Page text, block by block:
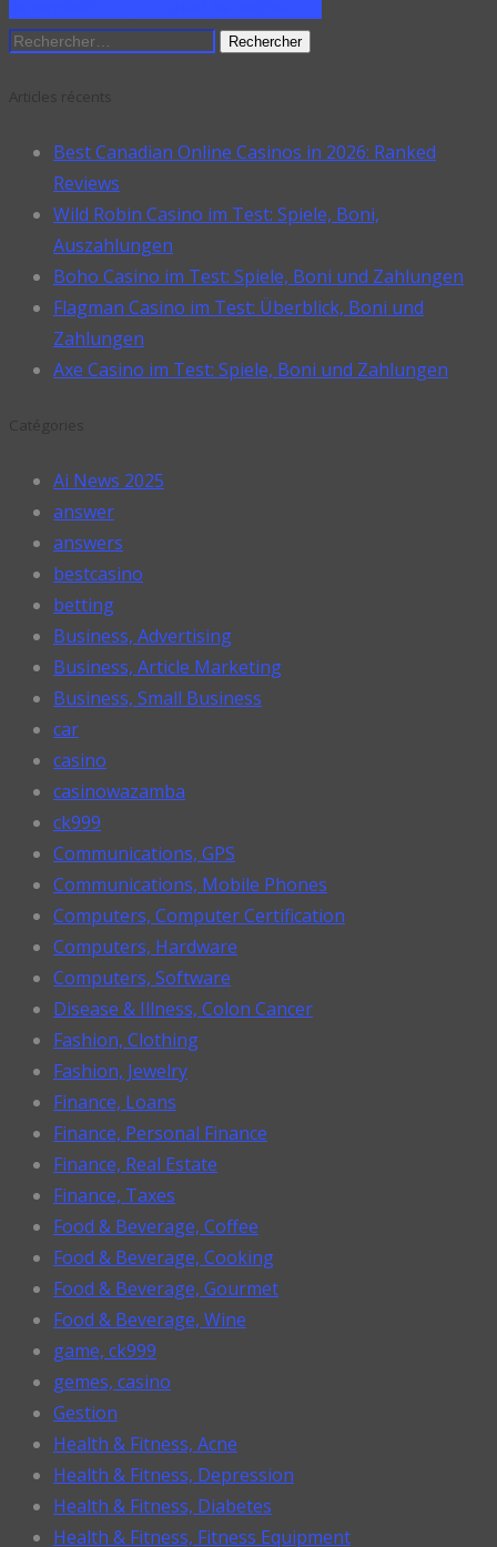
Rechercher :
Best Canadian Online Casinos in 2026: Ranked
Reviews
Wild Robin Casino im Test: Spiele, Boni,
Auszahlungen
Boho Casino im Test: Spiele, Boni und Zahlungen
Flagman Casino im Test: Überblick, Boni und
Zahlungen
Axe Casino im Test: Spiele, Boni und Zahlungen
Ai News 2025
answer
answers
bestcasino
betting
Business, Advertising
Business, Article Marketing
Business, Small Business
car
casino
casinowazamba
ck999
Communications, GPS
Communications, Mobile Phones
Computers, Computer Certification
Computers, Hardware
Computers, Software
Disease & Illness, Colon Cancer
Fashion, Clothing
Fashion, Jewelry
Finance, Loans
Finance, Personal Finance
Finance, Real Estate
Finance, Taxes
Food & Beverage, Coffee
Food & Beverage, Cooking
Food & Beverage, Gourmet
Food & Beverage, Wine
game, ck999
gemes, casino
Gestion
Health & Fitness, Acne
Health & Fitness, Depression
Health & Fitness, Diabetes
Health & Fitness, Fitness Equipment